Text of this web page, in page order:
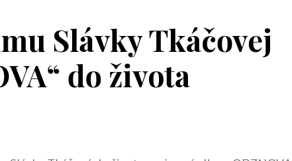
Slávky Tkáčovej
do života